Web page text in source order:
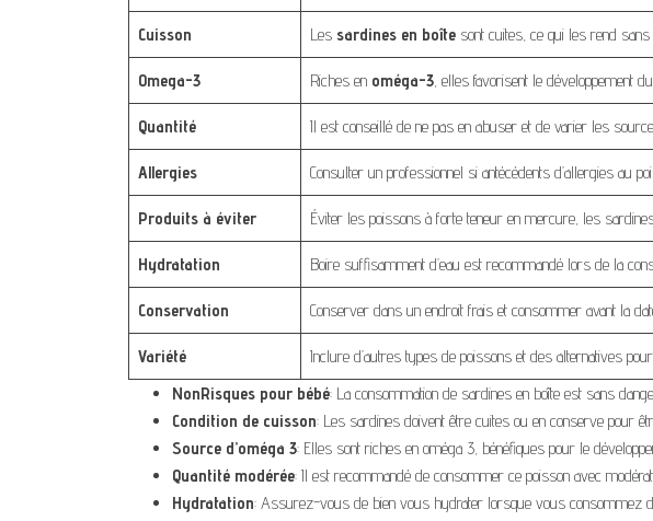
Cuisson Les sardines en boîte sont cuites, ce qui les rend
Omega-3 Riches en oméga-3 , elles favorisent le développement
Quantité Il est conseillé de ne pas en abuser et de varier les
Allergies Consulter un professionnel si antécédents d’allergies au
Produits à éviter Éviter les poissons à forte teneur en mercure, les
Hydratation Boire suffisamment d’eau est recommandé lors de la
Conservation Conserver dans un endroit frais et consommer avant la
Variété
Inclure d’autres types de poissons et des alternatives pour
NonRisques pour bébé: La consommation de sardines en boîte est sans
Condition de cuisson: Les sardines doivent être cuites ou en conserve pour
Source d’oméga 3: Elles sont riches en oméga 3, bénéfiques pour le
Quantité modérée: Il est recommandé de consommer ce poisson avec
Hydratation: Assurez-vous de bien vous hydrater lorsque vous consommez